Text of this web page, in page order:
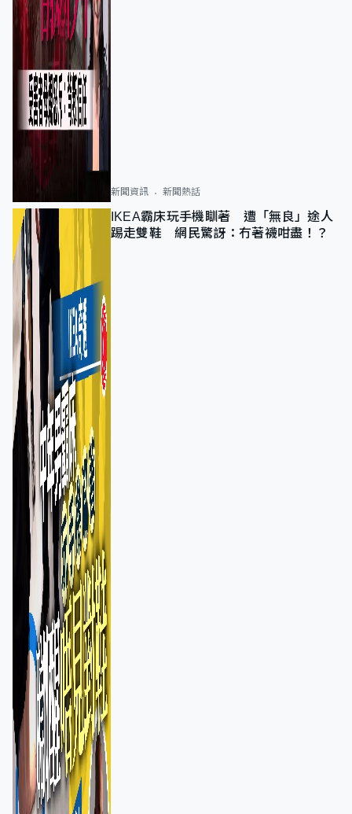
新聞資訊 新聞熱話
IKEA霸床玩手機瞓著 遭「無良」途人
踢走雙鞋 網民驚訝：冇著襪咁盡！？